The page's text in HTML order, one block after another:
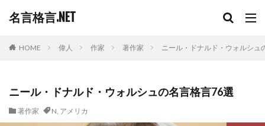
名言格言.NET
HOME 偉人 作家 著作家 ニール・ドナルド・ウォルシュ
ニール・ドナルド・ウォルシュの名言格言76選
著作家 N, アメリカ